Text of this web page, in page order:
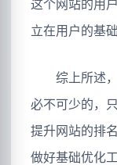
这个网站的用
立在用户的基
综上所述，
必不可少的，
提升网站的排
做好基础优化